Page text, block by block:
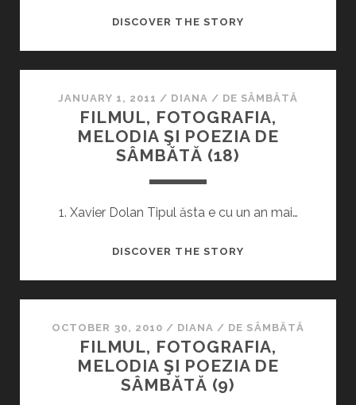
DISCOVER THE STORYFILMUL,
POEZIA
DE
SÂMBĂTĂ
JANUARY 1, 2011 / DIANA / DE SÂMBĂTĂ
FILMUL, FOTOGRAFIA,
MELODIA ŞI POEZIA DE
SÂMBĂTĂ (18)
1. Xavier Dolan Tipul ăsta e cu un an mai…
DISCOVER THE STORYFILMUL,
POEZIA
DE
SÂMBĂTĂ
OCTOBER 30, 2010 / DIANA / DE SÂMBĂTĂ
FILMUL, FOTOGRAFIA,
MELODIA ŞI POEZIA DE
SÂMBĂTĂ (9)